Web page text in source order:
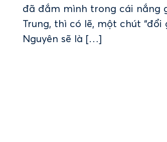
đã đắm mình trong cái nắng
Trung, thì có lẽ, một chút
Nguyên sẽ là […]